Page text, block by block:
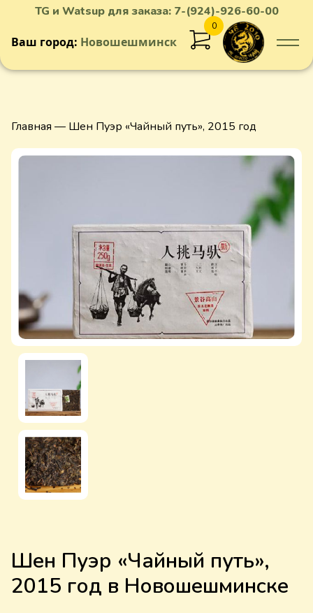
TG и Watsup для заказа: 7-(924)-926-60-00
Ваш город: Новошешминск
0
Главная — Шен Пуэр «Чайный путь», 2015 год
Шен Пуэр «Чайный путь»,
2015 год в Новошешминске